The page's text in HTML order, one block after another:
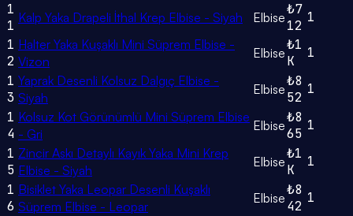
1
1 Kalp Yaka Drapeli İthal Krep Elbise - Siyah Elbise₺7
12
1
1
2
Halter Yaka Kuşaklı Mini Süprem Elbise -
Vizon
Elbise₺1
K
1
1
3
Yaprak Desenli Kolsuz Dalgıç Elbise -
Siyah
Elbise₺8
52
1
1
4
Kolsuz Kot Görünümlü Mini Süprem Elbise
- Gri
Elbise₺8
65
1
1
5
Zincir Askı Detaylı Kayık Yaka Mini Krep
Elbise - Siyah
Elbise₺1
K
1
1
6
Bisiklet Yaka Leopar Desenli Kuşaklı
Süprem Elbise - Leopar
Elbise₺8
42
1